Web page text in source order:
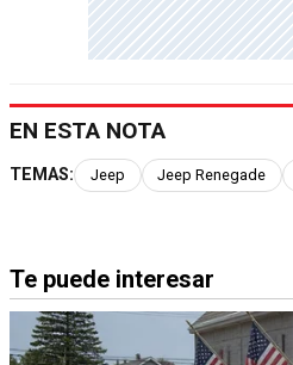
EN ESTA NOTA
TEMAS: Jeep Jeep Renegade